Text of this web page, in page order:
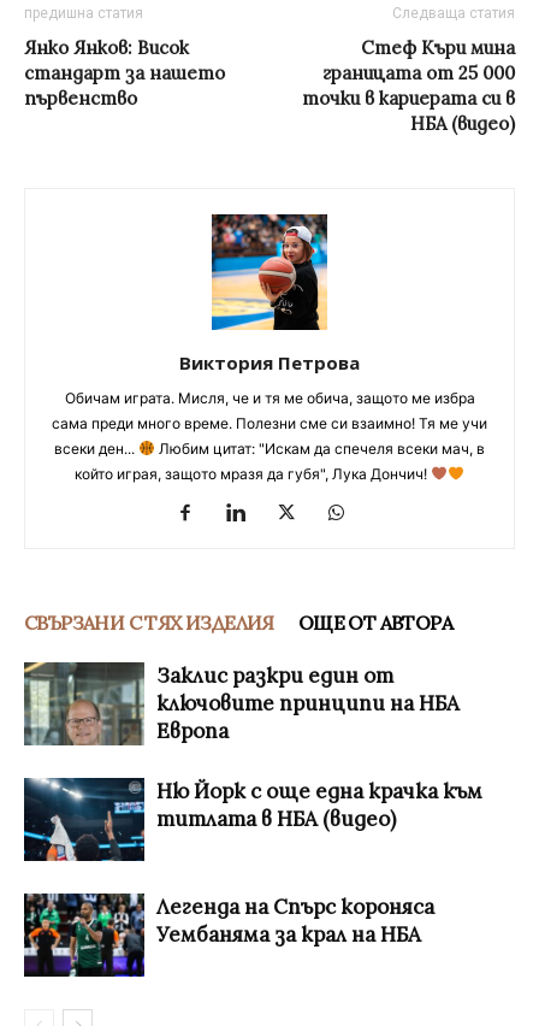
предишна статия
Янко Янков: Висок
стандарт за нашето
първенство
Следваща статия
Стеф Къри мина
границата от 25 000
точки в кариерата си в
НБА (видео)
Виктория Петрова
Обичам играта. Мисля, че и тя ме обича, защото ме избра
сама преди много време. Полезни сме си взаимно! Тя ме учи
всеки ден...
Любим цитат: "Искам да спечеля всеки мач, в
който играя, защото мразя да губя", Лука Дончич!
СВЪРЗАНИ С ТЯХ ИЗДЕЛИЯ ОЩЕ ОТ АВТОРА
Заклис разкри един от
ключовите принципи на НБА
Европа
Ню Йорк с още една крачка към
титлата в НБА (видео)
Легенда на Спърс короняса
Уембаняма за крал на НБА